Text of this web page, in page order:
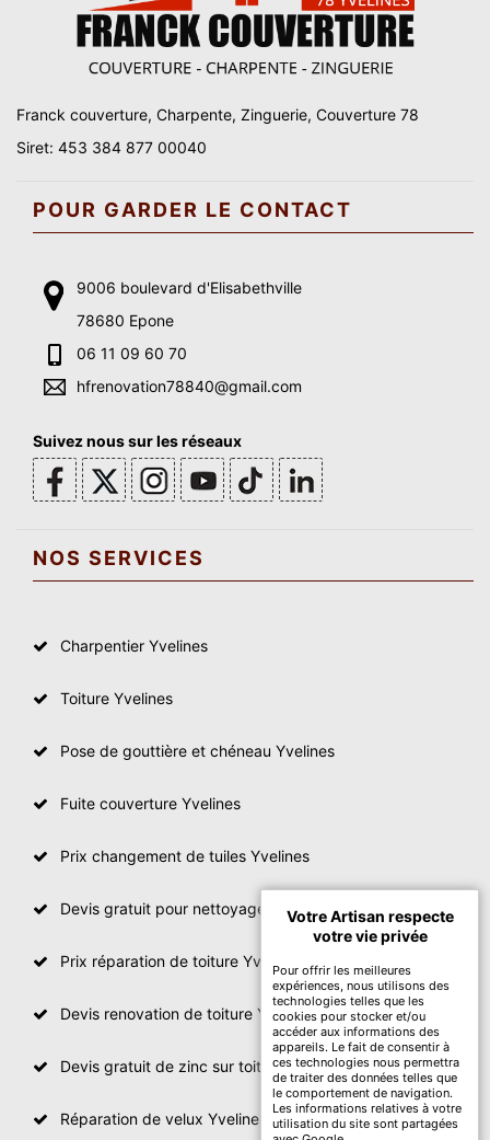
Franck couverture, Charpente, Zinguerie, Couverture 78
Siret: 453 384 877 00040
POUR GARDER LE CONTACT
9006 boulevard d'Elisabethville
78680 Epone
06 11 09 60 70
hfrenovation78840@gmail.com
Suivez nous sur les réseaux
NOS SERVICES
Charpentier Yvelines
Toiture Yvelines
Pose de gouttière et chéneau Yvelines
Fuite couverture Yvelines
Prix changement de tuiles Yvelines
Devis gratuit pour nettoyage toiture Yvelines
Prix réparation de toiture Yvelines
Devis renovation de toiture Yvelines
Devis gratuit de zinc sur toiture
Réparation de velux Yvelines
Votre Artisan respecte
votre vie privée
Pour offrir les meilleures
expériences, nous utilisons des
technologies telles que les
cookies pour stocker et/ou
accéder aux informations des
appareils. Le fait de consentir à
ces technologies nous permettra
de traiter des données telles que
le comportement de navigation.
Les informations relatives à votre
utilisation du site sont partagées